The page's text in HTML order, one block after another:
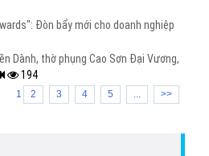
Đòn bẩy mới cho doanh nghiệp
Dành, thờ phụng Cao Sơn Đại Vương,
194
1 2 3 4 5 ... >>